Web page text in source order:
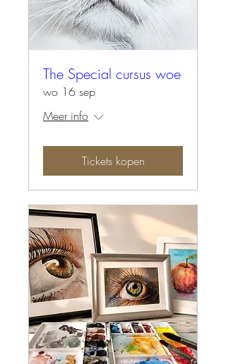
The Special cursus woe
wo 16 sep
Meer info
Tickets kopen